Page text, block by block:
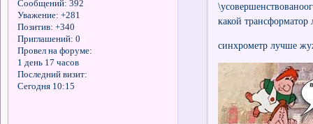
Сообщений: 392
Уважение: +281
Позитив: +340
Приглашений: 0
Провел на форуме:
1 день 17 часов
Последний визит:
Сегодня 10:15
какой трансформатор
синхрометр лучше